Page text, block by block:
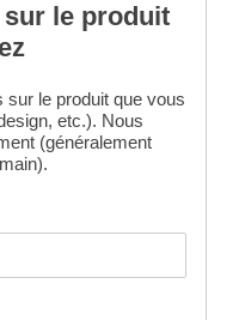
le produit
sur le produit que vous
etc.). Nous
(généralement